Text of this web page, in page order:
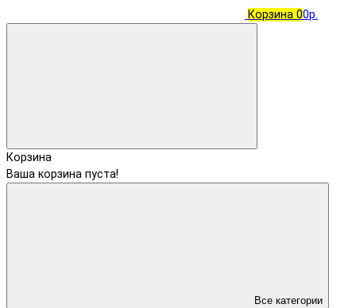
Корзина 00р.
Корзина
Ваша корзина пуста!
Все категории